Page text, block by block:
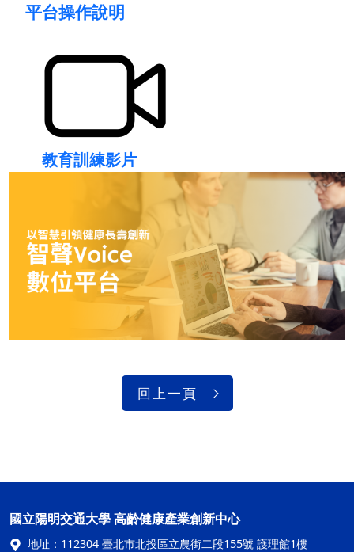
平台操作說明
教育訓練影片
回上一頁
國立陽明交通大學 高齡健康產業創新中心
地址： 112304 臺北市北投區立農街二段155號 護理館1樓